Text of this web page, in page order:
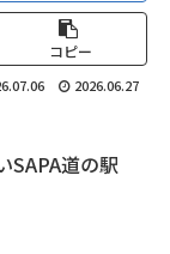
コピー
2026.06.27
SAPA道の駅